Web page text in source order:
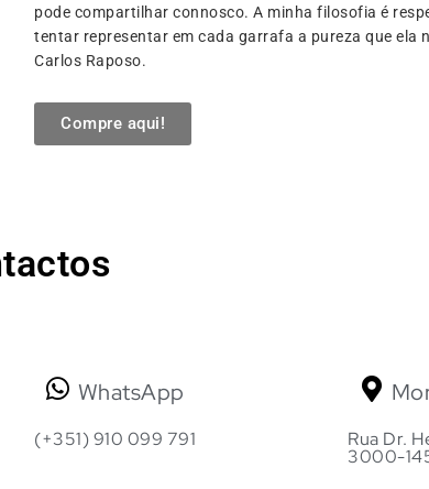
pode compartilhar connosco. A minha filosofia é
tentar representar em cada garrafa a pureza que ela
Carlos Raposo.
Compre aqui!
WhatsApp
(+351) 910 099 791 Rua Dr.
3000-